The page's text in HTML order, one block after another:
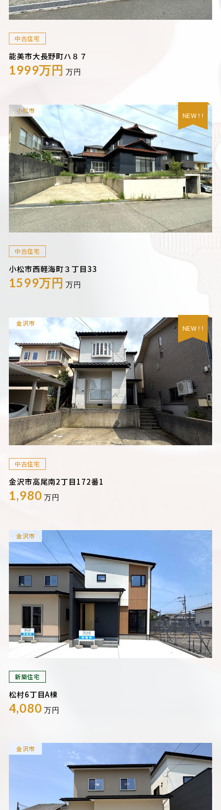
中古住宅
能美市大長野町ハ８７
1999万円 万円
小松市
NEW ! !
中古住宅
小松市西軽海町３丁目33
1599万円 万円
金沢市
NEW ! !
中古住宅
金沢市高尾南2丁目172番1
1,980 万円
金沢市
新築住宅
松村6丁目A棟
4,080 万円
金沢市